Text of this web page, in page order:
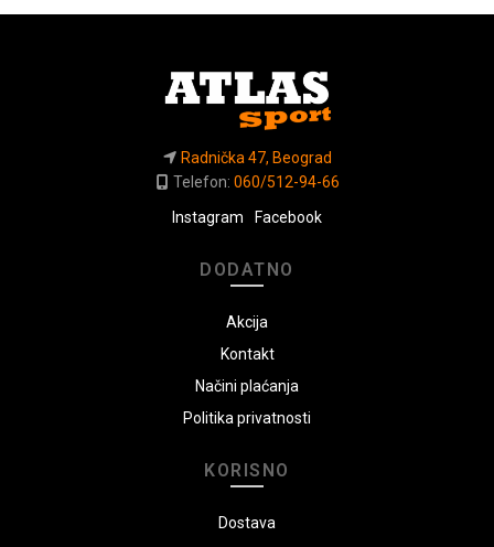
Radnička 47, Beograd
Telefon: 060/512-94-66
Instagram
Facebook
DODATNO
Akcija
Kontakt
Načini plaćanja
Politika privatnosti
KORISNO
Dostava